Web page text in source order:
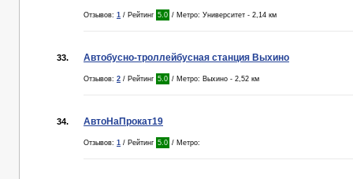
Отзывов: 1 / Рейтинг 5.0 / Метро: Университет - 2,14 км
33. Автобусно-троллейбусная станция Выхино
Отзывов: 2 / Рейтинг 5.0 / Метро: Выхино - 2,52 км
34. АвтоНаПрокат19
Отзывов: 1 / Рейтинг 5.0 / Метро: